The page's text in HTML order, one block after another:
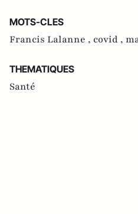
MOTS-CLES
Francis Lalanne , covid ,
THEMATIQUES
Santé